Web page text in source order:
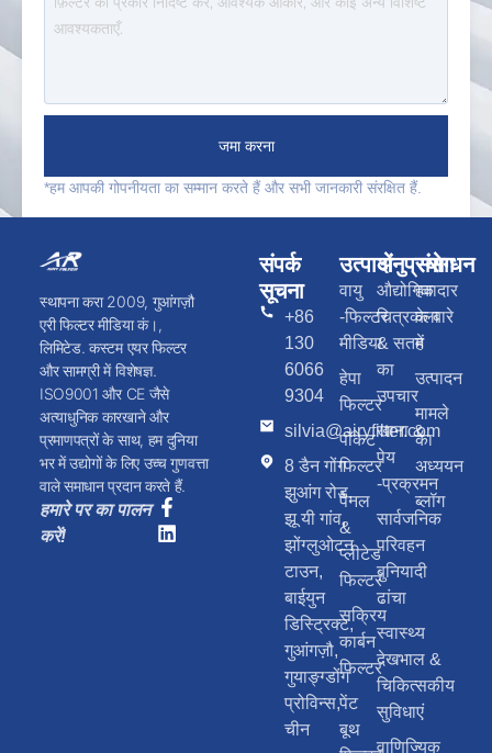
जमा करना
*हम आपकी गोपनीयता का सम्मान करते हैं और सभी जानकारी संरक्षित हैं.
स्थापना करा 2009, गुआंगज़ौ
एरी फिल्टर मीडिया कं।,
लिमिटेड. कस्टम एयर फिल्टर
और सामग्री में विशेषज्ञ.
ISO9001 और CE जैसे
अत्याधुनिक कारखाने और
प्रमाणपत्रों के साथ, हम दुनिया
भर में उद्योगों के लिए उच्च गुणवत्ता
वाले समाधान प्रदान करते हैं.
हमारे पर का पालन
करें!
उत्पादों
वायु
-फिल्टर
मीडिया
हेपा
फिल्टर
पॉकेट
फिल्टर
पैनल
&
प्लीटेड
फिल्टर
सक्रिय
कार्बन
फिल्टर
पेंट
बूथ
अनुप्रयोग
औद्योगिक
चित्रकला
& सतह
का
उपचार
खाना &
पेय
-प्रक्रमन
सार्वजनिक
परिवहन
बुनियादी
ढांचा
स्वास्थ्य
देखभाल &
चिकित्सकीय
सुविधाएं
वाणिज्यिक
संसाधन
हवादार
के बारे
में
उत्पादन
मामले
का
अध्ययन
ब्लॉग
संपर्क
सूचना
+86
130
6066
9304
silvia@airyfilter.com
8 डैन गोंग
झुआंग रोड,
झू यी गांव,
झोंग्लुओटन
टाउन,
बाईयुन
डिस्ट्रिक्ट,
गुआंगज़ौ,
गुयाङ्ग्डोंग
प्रोविन्स,
चीन